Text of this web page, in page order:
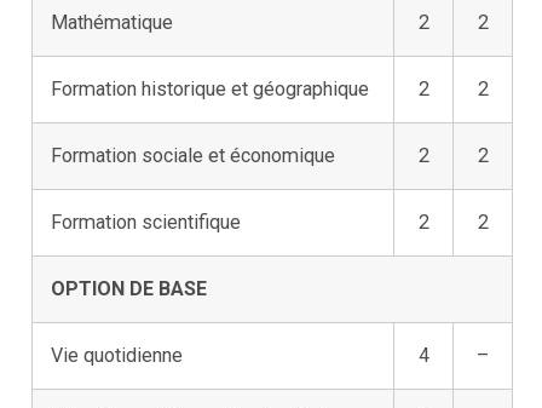
Mathématique 2 2
Formation historique et géographique 2 2
Formation sociale et économique 2 2
Formation scientifique 2 2
OPTION DE BASE
Vie quotidienne 4 –